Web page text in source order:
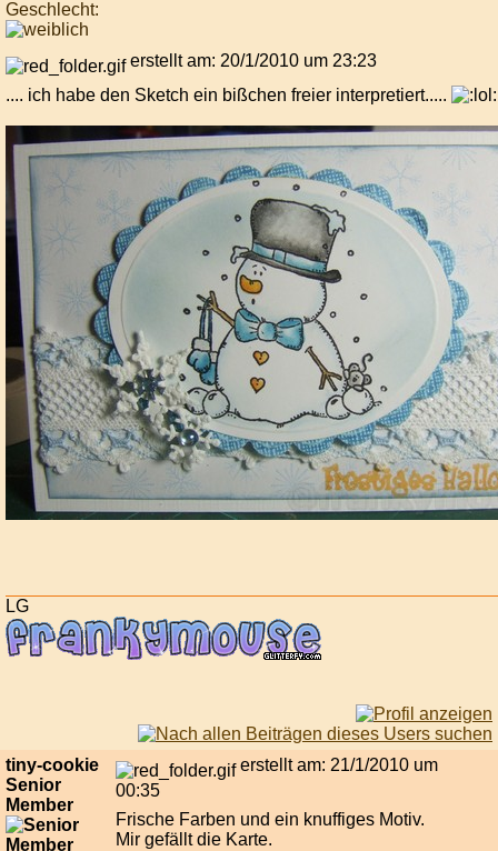
Geschlecht:
erstellt am: 20/1/2010 um 23:23
.... ich habe den Sketch ein bißchen freier interpretiert.....
LG
tiny-cookie
Senior
Member
erstellt am: 21/1/2010 um
00:35
Frische Farben und ein knuffiges Motiv.
Mir gefällt die Karte.